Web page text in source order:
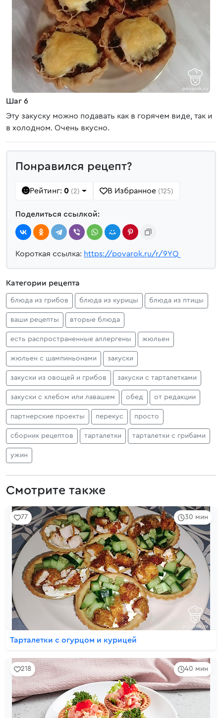
Шаг 6
Эту закуску можно подавать как в горячем виде, так и
в холодном. Очень вкусно.
Понравился рецепт?
Рейтинг: 0 (2) В Избранное (125)
Поделиться ссылкой:
Короткая ссылка: https://povarok.ru/r/9YQ
Категории рецепта
блюда из грибов блюда из курицы блюда из птицы
ваши рецепты вторые блюда
есть распространенные аллергены жюльен
жюльен с шампиньонами закуски
закуски из овощей и грибов закуски с тарталетками
закуски с хлебом или лавашем обед от редакции
партнерские проекты перекус просто
сборник рецептов тарталетки тарталетки с грибами
ужин
Смотрите также
30 мин
77
Тарталетки с огурцом и курицей
40 мин
218